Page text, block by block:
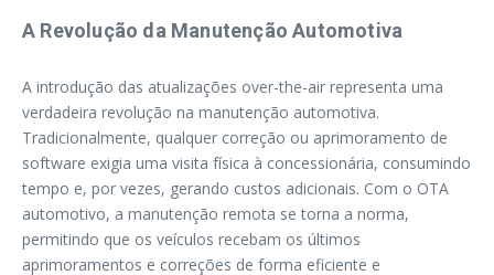
A Revolução da Manutenção Automotiva
A introdução das atualizações over-the-air representa uma
verdadeira revolução na manutenção automotiva.
Tradicionalmente, qualquer correção ou aprimoramento de
software exigia uma visita física à concessionária, consumindo
tempo e, por vezes, gerando custos adicionais. Com o OTA
automotivo, a manutenção remota se torna a norma,
permitindo que os veículos recebam os últimos
aprimoramentos e correções de forma eficiente e